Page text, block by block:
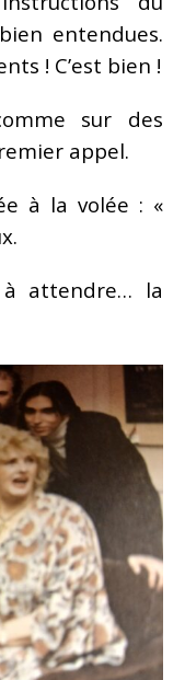
entendues.
! C’est bien !
sur des
appel.
à la volée : «
attendre… la